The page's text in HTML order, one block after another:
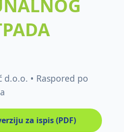
d.o.o. • Raspored po
za ispis (PDF)